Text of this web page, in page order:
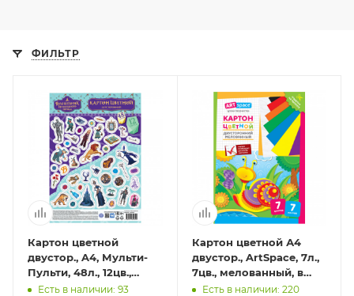
ФИЛЬТР
Картон цветной
двустор., A4, Мульти-
Пульти, 48л., 12цв.,
немелованный, в
Есть в наличии: 93
Картон цветной А4
двустор., ArtSpace, 7л.,
7цв., мелованный, в
папке
Есть в наличии: 220